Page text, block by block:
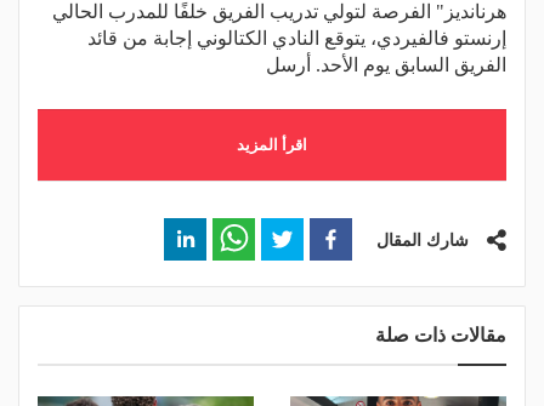
هرنانديز" الفرصة لتولي تدريب الفريق خلفًا للمدرب الحالي
إرنستو فالفيردي، يتوقع النادي الكتالوني إجابة من قائد
الفريق السابق يوم الأحد. أرسل
اقرأ المزيد
شارك المقال
مقالات ذات صلة